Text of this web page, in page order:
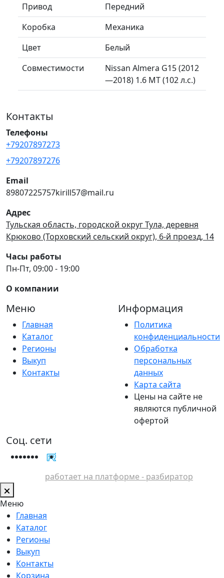
Привод
Передний
Коробка
Механика
Цвет
Белый
Совместимости
Nissan Almera G15 (2012
—2018) 1.6 MT (102 л.с.)
Контакты
Телефоны
+79207897273
+79207897276
Email
89807225757kirill57@mail.ru
Адрес
Тульская область, городской округ Тула, деревня
Крюково (Торховский сельский округ), 6-й проезд, 14
Часы работы
Пн-Пт, 09:00 - 19:00
О компании
Меню
Главная
Каталог
Регионы
Выкуп
Контакты
Информация
Политика
конфиденциальности
Обработка
персональных
данных
Карта сайта
Цены на сайте не
являются публичной
офертой
Соц. сети
работает на платформе - разбиратор
Меню
Главная
Каталог
Регионы
Выкуп
Контакты
Корзина